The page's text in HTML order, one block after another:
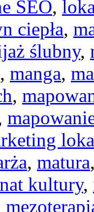
SEO,
ciepła,
ślubny,
, manga,
,
, matura
kultury,